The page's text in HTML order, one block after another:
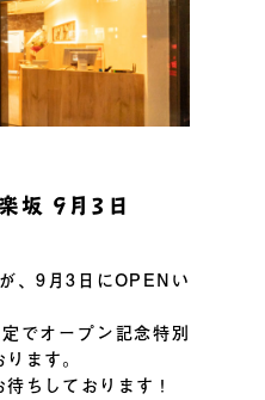
坂 9月3日
、9月3日にOPENい
でオープン記念特別
ます。
ちしております！